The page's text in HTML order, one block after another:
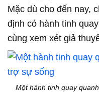
Mặc dù cho đến nay,
định có hành tinh
cùng xem xét giả
Một hành tinh quay